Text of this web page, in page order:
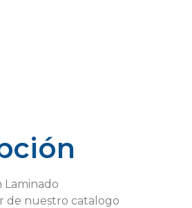
Laminado
de nuestro catalogo